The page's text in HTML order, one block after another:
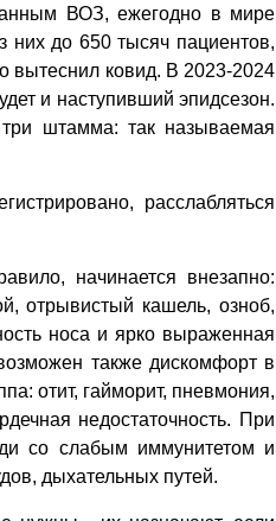
ВОЗ, ежегодно в мире
них до 650 тысяч пациентов,
вытеснил ковид. В 2023-2024
и наступивший эпидсезон.
штамма: так называемая
расслабляться
начинается внезапно:
отрывистый кашель, озноб,
носа и ярко выраженная
также дискомфорт в
отит, гайморит, пневмония,
недостаточность. При
со слабым иммунитетом и
дыхательных путей.